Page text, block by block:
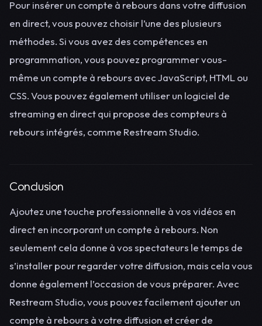
Pour insérer un compte à rebours dans votre diffusion
en direct, vous pouvez choisir l’une des plusieurs
méthodes. Si vous avez des compétences en
programmation, vous pouvez programmer vous-
même un compte à rebours avec JavaScript, HTML ou
CSS. Vous pouvez également utiliser un logiciel de
streaming en direct qui propose des compteurs à
rebours intégrés, comme Restream Studio.
Conclusion
Ajoutez une touche professionnelle à vos vidéos en
direct en incorporant un compte à rebours. Non
seulement cela donne à vos spectateurs le temps de
s’installer pour regarder votre diffusion, mais cela vous
donne également l’occasion de vous préparer. Avec
Restream Studio, vous pouvez facilement ajouter un
compte à rebours à votre diffusion et créer de